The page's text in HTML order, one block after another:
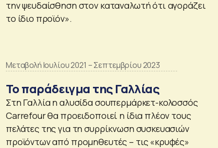
την ψευδαίσθηση στον καταναλωτή ότι αγοράζει
το ίδιο προϊόν».
Μεταβολή Ιουλίου 2021 – Σεπτεμβρίου 2023
Το παράδειγμα της Γαλλίας
Στη Γαλλία η αλυσίδα σουπερμάρκετ-κολοσσός
Carrefour θα προειδοποιεί η ίδια πλέον τους
πελάτες της για τη συρρίκνωση συσκευασιών
προϊόντων από προμηθευτές – τις «κρυφές»